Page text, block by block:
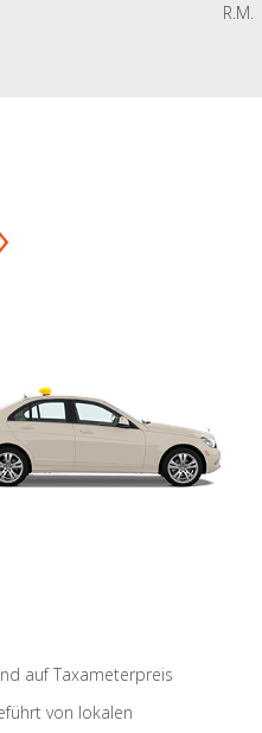
R.M.
auf Taxameterpreis
von lokalen